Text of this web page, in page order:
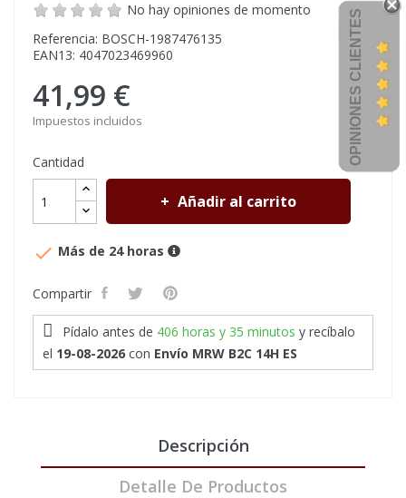
No hay opiniones de momento
Referencia: BOSCH-1987476135
EAN13: 4047023469960
41,99 €
Impuestos incluidos
Cantidad
Añadir al carrito
 Más de 24 horas
Compartir
Pídalo antes de 406 horas y 35 minutos y recíbalo
el 19-08-2026 con Envío MRW B2C 14H ES
Descripción
Detalle De Productos
OPINIONES CLIENTES